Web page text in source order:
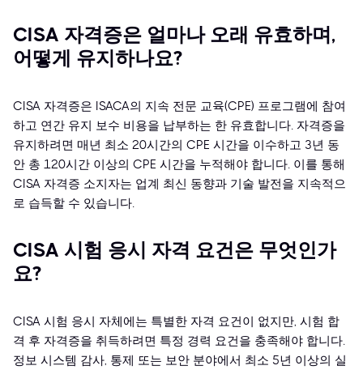
CISA 자격증은 얼마나 오래 유효하며,
어떻게 유지하나요?
CISA 자격증은 ISACA의 지속 전문 교육(CPE) 프로그램에 참여
하고 연간 유지 보수 비용을 납부하는 한 유효합니다. 자격증을
유지하려면 매년 최소 20시간의 CPE 시간을 이수하고 3년 동
안 총 120시간 이상의 CPE 시간을 누적해야 합니다. 이를 통해
CISA 자격증 소지자는 업계 최신 동향과 기술 발전을 지속적으
로 습득할 수 있습니다.
CISA 시험 응시 자격 요건은 무엇인가
요?
CISA 시험 응시 자체에는 특별한 자격 요건이 없지만, 시험 합
격 후 자격증을 취득하려면 특정 경력 요건을 충족해야 합니다.
정보 시스템 감사, 통제 또는 보안 분야에서 최소 5년 이상의 실